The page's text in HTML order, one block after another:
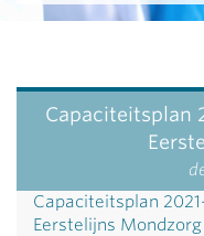
Capaciteitsplan
Capaciteitsplan
Eerstelijns Mondzorg